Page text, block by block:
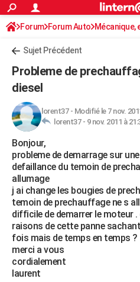
ACTUALITÉS
Politique
Société
Faits Divers
Education
Monde
Villes
+
Programme TV
TNTStreaming
Cinéma
Sorties cinéma
Musique
FINANCE
Retraite
Impôts
Epargne
Immobilier
Risques naturels par ville
Banque
Assurance
Crédit
AUTO
Essais
Réserver un essai
Citadines
Berlines
SUV
Forum auto
HIGH-TECH
Mobiles
Meilleur smartphone
Internet
Ordinateurs
Jeux vidéo
Guide high-tech
+BRICOLAGE
Forum
Aménagement intérieur
Extérieur
Cuisine
Salle de bains
Jardinage
Rangement
WEEK-END
Guides de France
Escapades
Patrimoine
Expositions
Musées
Week-end nature
+LIFESTYLE
Art de vivre
Bien-être
Loisirs
Mode
Modes de vie
SANTE
Alimentation
Guide de la santé
Maladies
Médicaments
Sommeil
VOYAGE
Destinations
City break
Voyage nature
Voyage de noces
Forum
Climat
+
Forum Forum Auto Mécanique,
Sujet Précédent
Probleme de
diesel
lorent37- Modifié le 7 nov.
lorent37 - 9 nov. 2011 à
Bonjour,
probleme de demarrage sur
defaillance du temoin de
allumage
j ai change les bougies de
temoin de prechauffage ne s
difficile de demarrer le moteur
raisons de cette panne
fois mais de temps en temps ?
merci a vous
cordialement
laurent